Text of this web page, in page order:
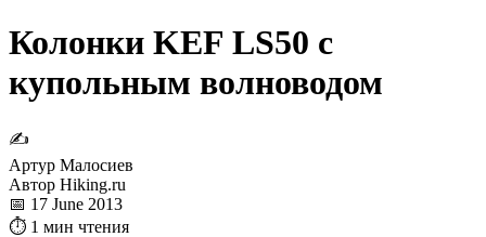
Колонки KEF LS50 с
купольным волноводом
✍
Артур Малосиев
Автор Hiking.ru
📅 17 June 2013
⏱ 1 мин чтения